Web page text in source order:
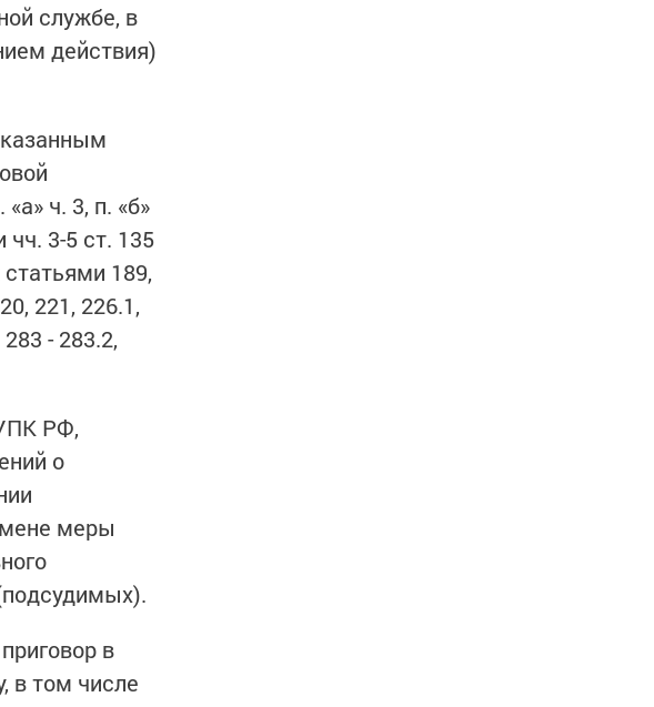
службе, в
действия)
ч. 3, п. «б»
чч. 3-5 ст. 135
189,
221, 226.1,
- 283.2,
РФ,
о
меры
в
в том числе